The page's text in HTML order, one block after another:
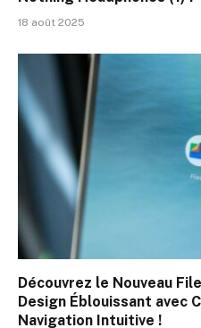
18 août 2025
Découvrez le Nouveau
Design Éblouissant avec
Navigation Intuitive !